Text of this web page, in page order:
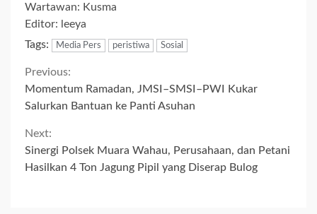
Wartawan: Kusma
Editor: leeya
Tags:
Media Pers peristiwa Sosial
Continue
Reading
Previous:
Momentum Ramadan, JMSI–SMSI–PWI Kukar
Salurkan Bantuan ke Panti Asuhan
Next:
Sinergi Polsek Muara Wahau, Perusahaan, dan Petani
Hasilkan 4 Ton Jagung Pipil yang Diserap Bulog